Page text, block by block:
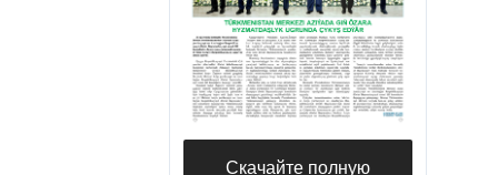
Скачайте полную